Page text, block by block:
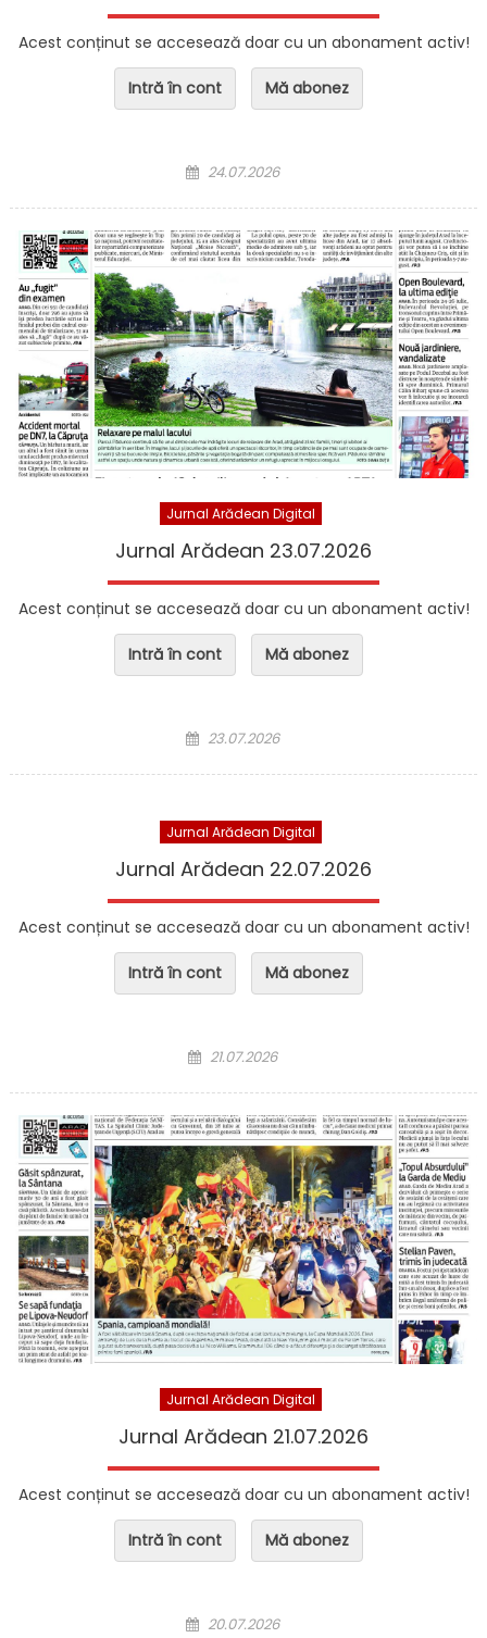
Acest conținut se accesează doar cu un abonament activ!
Intră în cont Mă abonez
Posted on
24.07.2026
Jurnal Arădean Digital
Jurnal Arădean 23.07.2026
Acest conținut se accesează doar cu un abonament activ!
Intră în cont Mă abonez
Posted on
23.07.2026
Jurnal Arădean Digital
Jurnal Arădean 22.07.2026
Acest conținut se accesează doar cu un abonament activ!
Intră în cont Mă abonez
Posted on
21.07.2026
Jurnal Arădean Digital
Jurnal Arădean 21.07.2026
Acest conținut se accesează doar cu un abonament activ!
Intră în cont Mă abonez
Posted on
20.07.2026